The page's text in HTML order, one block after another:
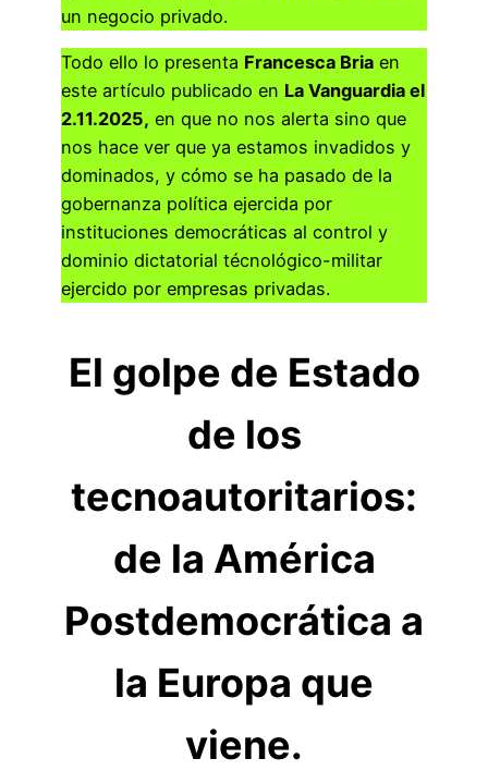
un negocio privado.
Todo ello lo presenta Francesca Bria en
este artículo publicado en La Vanguardia el
2.11.2025, en que no nos alerta sino que
nos hace ver que ya estamos invadidos y
dominados, y cómo se ha pasado de la
gobernanza política ejercida por
instituciones democráticas al control y
dominio dictatorial técnológico-militar
ejercido por empresas privadas.
El golpe de Estado
de los
tecnoautoritarios:
de la América
Postdemocrática a
la Europa que
viene.